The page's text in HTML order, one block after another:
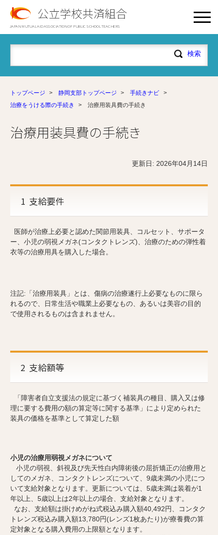
公立学校共済組合
JAPAN MUTUAL AID ASSOCIATION OF PUBLIC SCHOOL TEACHERS
トップページ > 静岡支部トップページ > 手続きナビ
>
治療をうける際の手続き
> 治療用装具費の手続き
治療用装具費の手続き
更新日: 2026年04月14日
1 支給要件
医師が治療上必要と認めた関節用装具、コルセット、サポータ
ー、小児の弱視メガネ(コンタクトレンズ)、治療のための弾性着
衣等の治療用具を購入した場合。
注記:「治療用装具」とは、傷病の治療遂行上必要なものに限ら
れるので、日常生活や職業上必要なもの、あるいは美容の目的
で使用されるものは含まれません。
2 支給額等
「障害者自立支援法の規定に基づく補装具の種目、購入又は修
理に要する費用の額の算定等に関する基準」により定められた
装具の価格を基準として算定した額
小児の治療用弱視メガネについて
小児の弱視、斜視及び先天性白内障術後の屈折矯正の治療用と
してのメガネ、コンタクトレンズについて、9歳未満の小児につ
いて支給対象となります。更新については、5歳未満は装着が1
年以上、5歳以上は2年以上の場合、支給対象となります。
なお、支給額は掛けめがね式税込み購入額40,492円、コンタク
トレンズ税込み購入額13,780円(レンズ1枚あたり)が療養費の算
定対象となる購入費用の上限額となります。